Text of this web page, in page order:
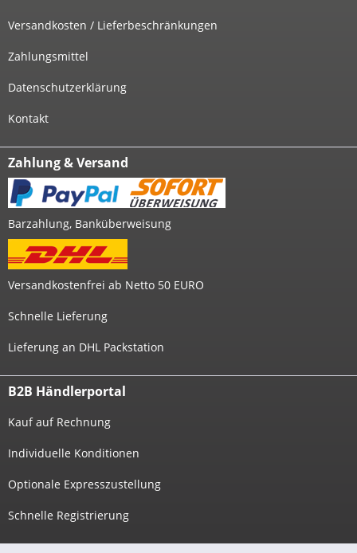
Versandkosten / Lieferbeschränkungen
Zahlungsmittel
Datenschutzerklärung
Kontakt
Zahlung & Versand
Barzahlung, Banküberweisung
Versandkostenfrei ab Netto 50 EURO
Schnelle Lieferung
Lieferung an DHL Packstation
B2B Händlerportal
Kauf auf Rechnung
Individuelle Konditionen
Optionale Expresszustellung
Schnelle Registrierung